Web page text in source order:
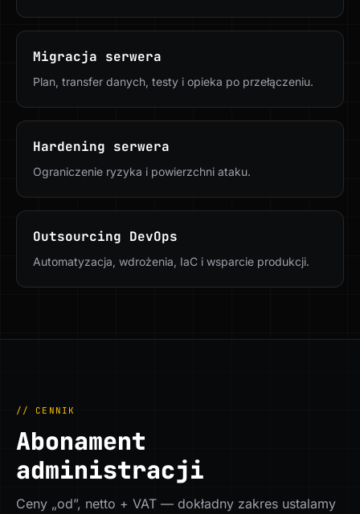
Migracja serwera
Plan, transfer danych, testy i opieka po przełączeniu.
Hardening serwera
Ograniczenie ryzyka i powierzchni ataku.
Outsourcing DevOps
Automatyzacja, wdrożenia, IaC i wsparcie produkcji.
// CENNIK
Abonament
administracji
Ceny „od”, netto + VAT — dokładny zakres ustalamy